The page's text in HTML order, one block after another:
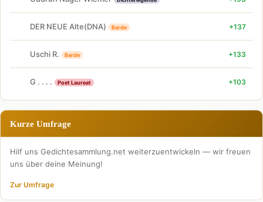
DER NEUE Alte(DNA) Barde +137
Uschi R. Barde +133
G . . . . Poet Laureat +103
Kurze Umfrage
Hilf uns Gedichtesammlung.net weiterzuentwickeln — wir freuen
uns über deine Meinung!
Zur Umfrage